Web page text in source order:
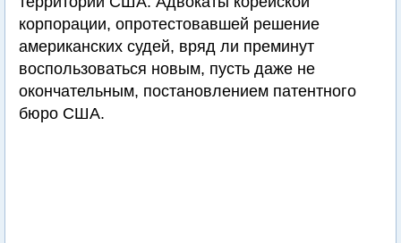
корпорации, опротестовавшей решение
американских судей, вряд ли преминут
воспользоваться новым, пусть даже не
окончательным, постановлением патентного
бюро США.